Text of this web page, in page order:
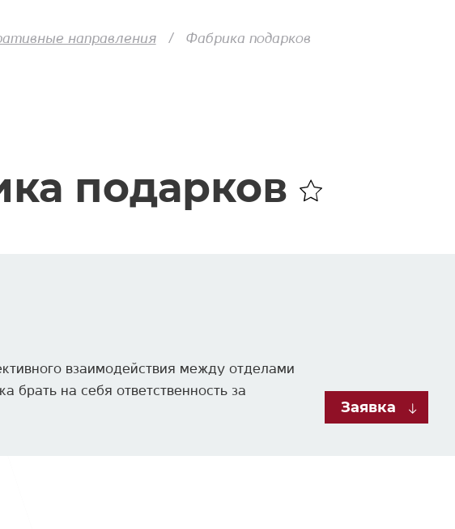
направления Фабрика подарков
подарков
взаимодействия между отделами
брать на себя ответственность за
Заявка